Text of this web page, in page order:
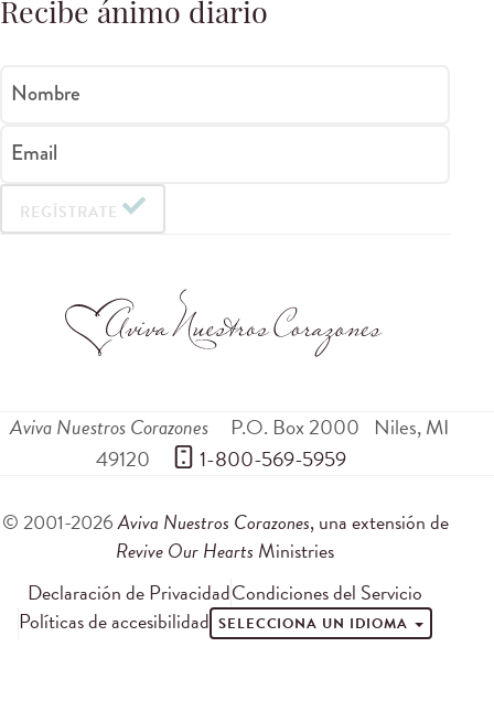
Recibe ánimo diario
Nombre
Email
REGÍSTRATE
Aviva Nuestros Corazones P.O. Box 2000 Niles,MI
49120
1-800-569-5959
© 2001-2026Aviva Nuestros Corazones, una extensión de
Revive Our Hearts Ministries
Declaración de PrivacidadCondiciones del Servicio
Políticas de accesibilidad SELECCIONA UN IDIOMA